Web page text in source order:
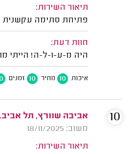
תיאור השירות:
פתיחת סתימה עקשנית
חוות דעת:
היה מ-ע-ו-ל-ה! הייתי
איכות 10 מחיר 10 זמנים
אביבה שוורץ, תל אביב.
משוב: 18/11/2025
תיאור השירות:
10